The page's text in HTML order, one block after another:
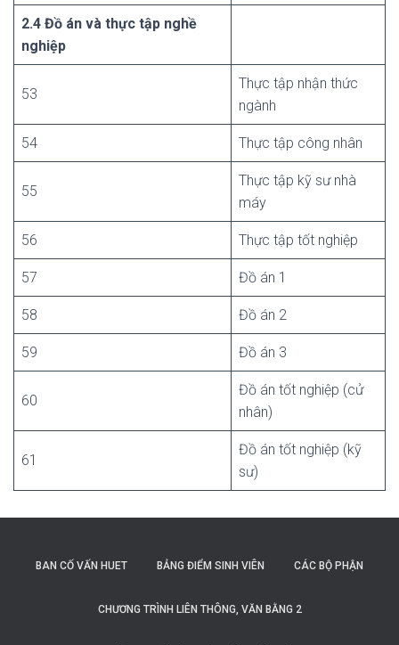
2.4 Đồ án và thực tập nghề
nghiệp
53
Thực tập nhận thức
ngành
54 Thực tập công nhân
55
Thực tập kỹ sư nhà
máy
56 Thực tập tốt nghiệp
57 Đồ án 1
58 Đồ án 2
59 Đồ án 3
60
Đồ án tốt nghiệp (cử
nhân)
61
Đồ án tốt nghiệp (kỹ
sư)
BAN CỐ VẤN HUET BẢNG ĐIỂM SINH VIÊN CÁC BỘ PHẬN
CHƯƠNG TRÌNH LIÊN THÔNG, VĂN BẰNG 2